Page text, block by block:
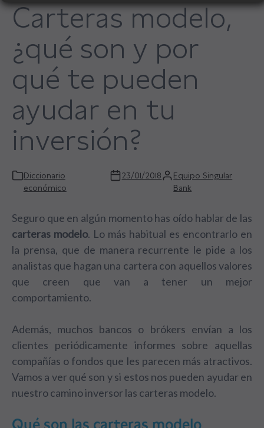
Carteras modelo,
¿qué son y por
qué te pueden
ayudar en tu
inversión?
Diccionario
económico
23/01/2018
Equipo Singular
Bank
Seguro que en algún momento has oído hablar de las
carteras modelo. Lo más habitual es encontrarlo en
la prensa, que de manera recurrente le pide a los
analistas que hagan una cartera con aquellos valores
que creen que van a tener un mejor
comportamiento.
Además, muchos bancos o brókers envían a los
clientes periódicamente informes sobre aquellas
compañías o fondos que les parecen más atractivos.
Vamos a ver qué son y si estos nos pueden ayudar en
nuestro camino inversor las carteras modelo.
Qué son las carteras modelo